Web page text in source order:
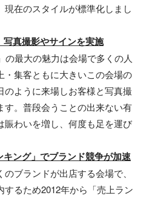
在のスタイルが標準化しまし
真撮影やサインを実施
の最大の魅力は会場で多くの人
集客ともに大きいこの会場の
のように来場しお客様と写真撮
。普段会うことの出来ない有
わいを増し、何度も足を運び
ング」でブランド競争が加速
ブランドが出店する会場で、
るため2012年から「売上ラン